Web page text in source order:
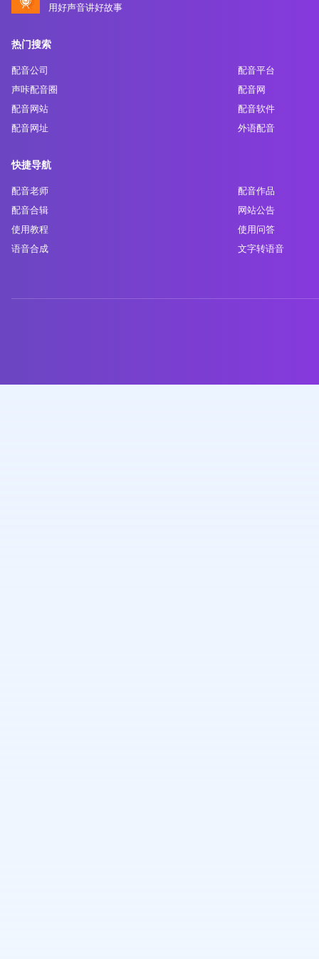
用好声音讲好故事
热门搜索
配音公司
配音平台
声咔配音圈
配音网
配音网站
配音软件
配音网址
外语配音
快捷导航
配音老师
配音作品
配音合辑
网站公告
使用教程
使用问答
语音合成
文字转语音